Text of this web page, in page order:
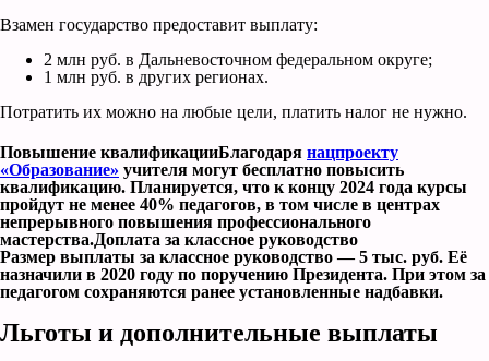
Взамен государство предоставит выплату:
2 млн руб. в Дальневосточном федеральном округе;
1 млн руб. в других регионах.
Потратить их можно на любые цели, платить налог не нужно.
Повышение квалификацииБлагодаря нацпроекту
«Образование» учителя могут бесплатно повысить
квалификацию. Планируется, что к концу 2024 года курсы
пройдут не менее 40% педагогов, в том числе в центрах
непрерывного повышения профессионального
мастерства.Доплата за классное руководство
Размер выплаты за классное руководство — 5 тыс. руб. Её
назначили в 2020 году по поручению Президента. При этом за
педагогом сохраняются ранее установленные надбавки.
Льготы и дополнительные выплаты